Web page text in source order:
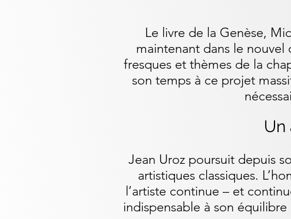
Le livre de la Genèse,
maintenant dans le nouvel
fresques et thèmes de la
son temps à ce projet
Un
Jean Uroz poursuit depuis
artistiques classiques.
l’artiste continue – et
indispensable à son